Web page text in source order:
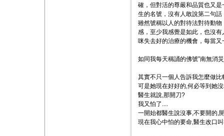
確，但對活的尊嚴和品質也又
生的名號，沒有人敢說第二句
雖然號稱以人的對待法對待動
感，至少我感覺是如此，也沒
咪失去好的治療的機會，每當
如同我每天稱誦的佛號”南無消
其實不只一個人告訴我怎麼做
可是她現在好好的,何必等到她
醫生就說,那開刀?
我又怕了....
一開始都醫生說沒事,不要開的,
現在我心中怕的要命,醫生改口